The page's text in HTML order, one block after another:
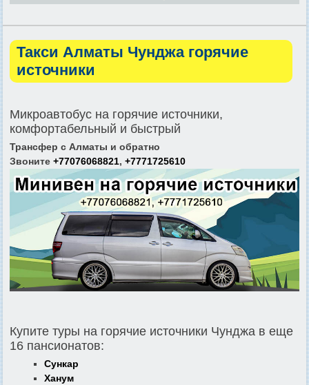
Такси Алматы Чунджа горячие
источники
Микроавтобус на горячие источники,
комфортабельный и быстрый
Трансфер с Алматы и обратно
Звоните +77076068821, +7771725610
Купите туры на горячие источники Чунджа в еще
16 пансионатов:
Сункар
Ханум